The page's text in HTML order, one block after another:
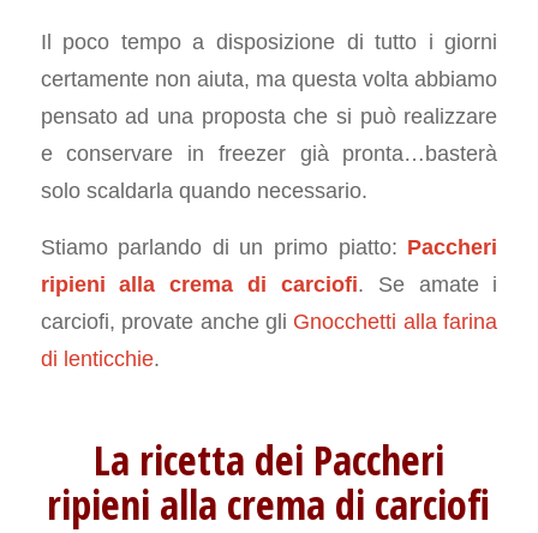
Il poco tempo a disposizione di tutto i giorni
certamente non aiuta, ma questa volta abbiamo
pensato ad una proposta che si può realizzare
e conservare in freezer già pronta…basterà
solo scaldarla quando necessario.
Stiamo parlando di un primo piatto: Paccheri
ripieni alla crema di carciofi. Se amate i
carciofi, provate anche gli Gnocchetti alla farina
di lenticchie.
La ricetta dei Paccheri
ripieni alla crema di carciofi